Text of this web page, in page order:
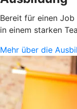
Bereit für einen
in einem starken
Mehr über die